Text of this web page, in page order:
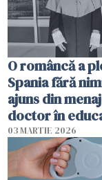
O româncă a
Spania fără
ajuns din
doctor în
03 MARTIE 2026